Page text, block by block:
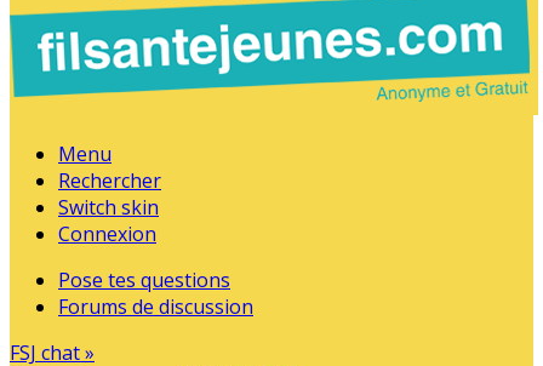
Menu
Rechercher
Switch skin
Connexion
Pose tes questions
Forums de discussion
FSJ chat »